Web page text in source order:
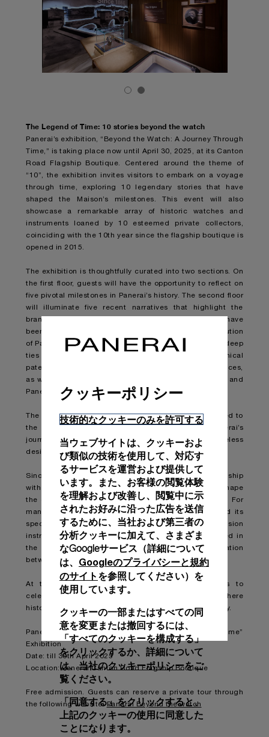
The Legend of Time: 10 stories beyond the watch
Panerai’s exhibition, “Beyond the Watch: A Journey Through
Time,” is taking place now until April 30, 2025, at its Canton
Road Flagship Boutique. Centered around the theme of
“10”, the exhibition invites visitors to embark on a voyage
through time, exploring 10 legendary stories that have
shaped the Maison’s milestones. This event will also
showcase a remarkable array of historic watches and
instruments loaned by 10 esteemed private collectors,
coinciding with the 10th year since the flagship boutique is
opened in 2015.
The exhibition is thoughtfully curated into two sections. On
the first floor, guests will have the opportunity to reflect on
five pivotal milestones in Panerai’s history. The second floor
will illuminate five recent narratives that highlight the
brand’s latest innovations. The two exhibition floors have
been designed in distinct styles to illustrate the evolution
of Panerai over the past century, from our origins and deep
ties with the Italian Navy to groundbreaking technical
patents and the creation of classic functional timepieces,
as well as advancements in manufacture engineering and
Paneristi community engagement.
The watches from the 10 collectors are intricately linked to
the 10 stories that have profoundly influenced Panerai’s
journey. These rare historic pieces exemplify the timeless
design ethos inherent in timepieces of the Maison.
Since its inception, Panerai has forged a strong relationship
with maritime and military history, which continues to shape
the core values and design aesthetics of the Maison. For
many decades, Panerai supplied the Italian Navy and its
specialist diving corps in particular with precision
instruments. The antique maritime instruments featured in
the exhibition highlight this rich history of collaboration
between Panerai and the Italian Navy.
At this exhibition, Panerai hopes to invite visitors to
celebrate this extraordinary journey through time, where
history and innovation converge in the world of horology.
Panerai “Beyond the Watch: A Journey Through Time”
Exhibition
Date: till 30th April 2025
Location: Panerai Canton Road Flagship Boutique
Free admission. Guests can reserve a private tour through
the following website:Panerai Beyond the watch
クッキーポリシー
技術的なクッキーのみを許可する
当ウェブサイトは、クッキーおよ
び類似の技術を使用して、対応す
るサービスを運営および提供して
います。また、お客様の閲覧体験
を理解および改善し、閲覧中に示
されたお好みに沿った広告を送信
するために、当社および第三者の
分析クッキーに加えて、さまざま
なGoogleサービス（詳細について
は、 Googleのプライバシーと規約
のサイト を参照してください）を
使用しています。
クッキーの一部またはすべての同
意を変更または撤回するには、
「すべてのクッキーを構成する」
をクリックするか、詳細について
は、当社のクッキーポリシーをご
覧ください。
「同意する」をクリックすると、
上記のクッキーの使用に同意した
ことになります。